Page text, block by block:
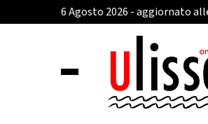
6 Agosto 2026 - aggiornato